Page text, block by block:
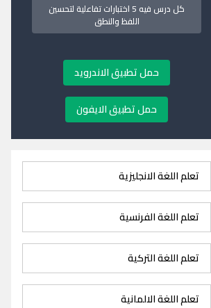
كل درس فيه 5 اختبارات تفاعلية لتحسين
اللفظ والنطق
حمل تطبيق الاندرويد
حمل تطبيق الايفون
تعلم اللغة الانجليزية
تعلم اللغة الفرنسية
تعلم اللغة التركية
تعلم اللغة الالمانية